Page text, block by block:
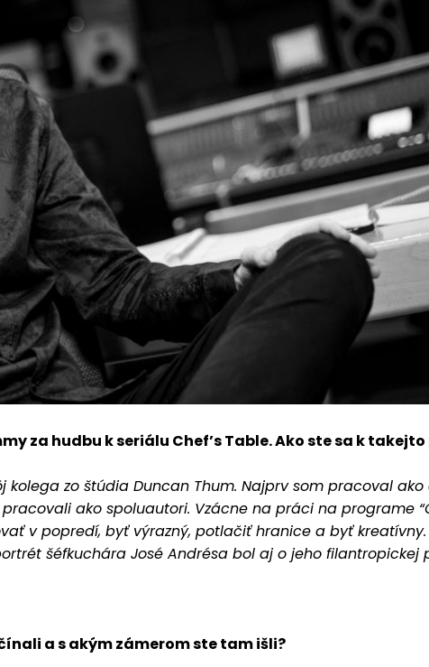
za hudbu k seriálu Chef’s Table. Ako ste sa k
zo štúdia Duncan Thum. Najprv som pracoval
ako spoluautori. Vzácne na práci na programe
v popredí, byť výrazný, potlačiť hranice a byť
šéfkuchára José Andrésa bol aj o jeho filantropickej
a s akým zámerom ste tam išli?